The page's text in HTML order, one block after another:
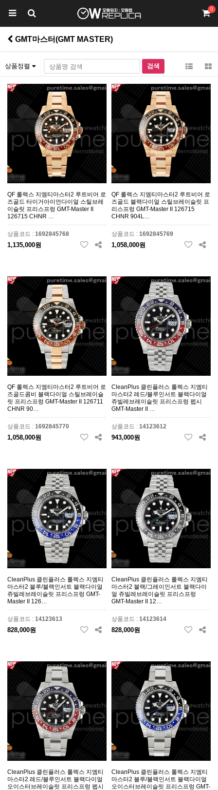
0
GMT마스터(GMT MASTER)
상품정렬
QF 롤렉스 지엠티마스터2 루트비어 로
즈골드 타이거아이언다이얼 스틸브레
이슬릿 프리스프렁 GMT-Master II
126715 CHNR …
상품코드 : 1692845768
1,135,000원
QF 롤렉스 지엠티마스터2 루트비어 로
즈골드 블랙다이얼 스틸브레이슬릿 프
리스프렁 GMT-Master II 126715
CHNR 904L…
상품코드 : 1692845769
1,058,000원
QF 롤렉스 지엠티마스터2 루트비어 로
즈골드콤비 블랙다이얼 스틸브레이슬
릿 프리스프렁 GMT-Master II 126711
CHNR 90…
상품코드 : 1692845770
1,058,000원
CleanPlus 클린플러스 롤렉스 지엠티
마스터2 레드/블루인서트 블랙다이얼
쥬빌레브레이슬릿 프리스프렁 펩시
GMT-Master II …
상품코드 : 14123612
943,000원
CleanPlus 클린플러스 롤렉스 지엠티
마스터2 블루/블랙인서트 블랙다이얼
쥬빌레브레이슬릿 프리스프렁 GMT-
Master II 126…
상품코드 : 14123613
828,000원
CleanPlus 클린플러스 롤렉스 지엠티
마스터2 블랙/그레이인서트 블랙다이
얼 쥬빌레브레이슬릿 프리스프렁
GMT-Master II 12…
상품코드 : 14123614
828,000원
CleanPlus 클린플러스 롤렉스 지엠티
마스터2 레드/블루인서트 블랙다이얼
오이스터브레이슬릿 프리스프렁 펩시
CleanPlus 클린플러스 롤렉스 지엠티
마스터2 블루/블랙인서트 블랙다이얼
오이스터브레이슬릿 프리스프렁 GMT-